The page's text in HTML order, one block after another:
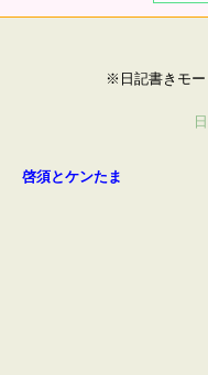
※日記書きモー
啓須とケンたま